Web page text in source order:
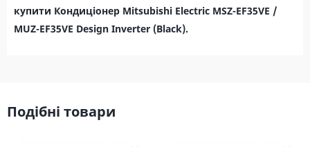
купити Кондиціонер Mitsubishi Electric MSZ-EF35VE /
MUZ-EF35VE Design Inverter (Black).
Подібні товари